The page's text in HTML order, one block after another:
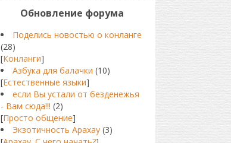
Обновление форума
Поделись новостью о конланге
(28)
[Конланги]
Азбука для балачки (10)
[Естественные языки]
если Вы устали от безденежья
- Вам сюда!!! (2)
[Просто общение]
Экзотичность Арахау (3)